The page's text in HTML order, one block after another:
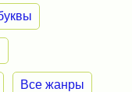
Все жанры